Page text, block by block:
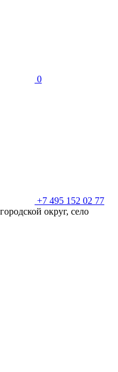
0
+7 495 152 02 77
округ, село